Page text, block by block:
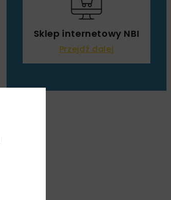
Sklep internetowy NBI
Przejdź dalej